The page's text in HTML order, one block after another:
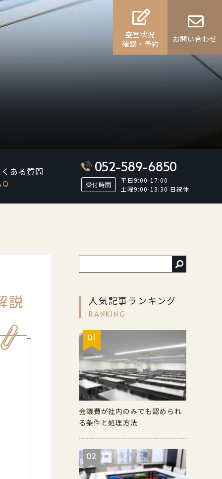
空室状況
確認・予約
お問い合わせ
ある質問 052-589-6850
受付時間
平日9:00-17:00
土曜9:00-13:30 日祝休
説 人気記事ランキング
RANKING
01
会議費が社内のみでも認められ
る条件と処理方法
02